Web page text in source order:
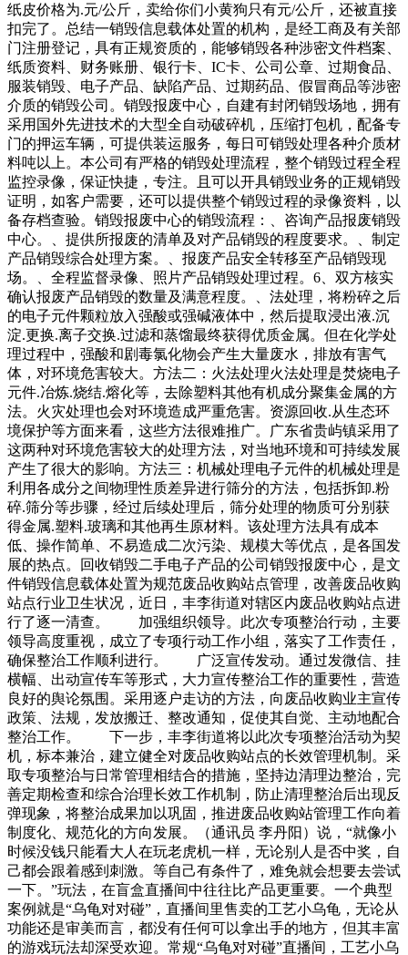
纸皮价格为.元/公斤，卖给你们小黄狗只有元/公斤，还被直接
扣完了。总结一销毁信息载体处置的机构，是经工商及有关部
门注册登记，具有正规资质的，能够销毁各种涉密文件档案、
纸质资料、财务账册、银行卡、IC卡、公司公章、过期食品、
服装销毁、电子产品、缺陷产品、过期药品、假冒商品等涉密
介质的销毁公司。销毁报废中心，自建有封闭销毁场地，拥有
采用国外先进技术的大型全自动破碎机，压缩打包机，配备专
门的押运车辆，可提供装运服务，每日可销毁处理各种介质材
料吨以上。本公司有严格的销毁处理流程，整个销毁过程全程
监控录像，保证快捷，专注。且可以开具销毁业务的正规销毁
证明，如客户需要，还可以提供整个销毁过程的录像资料，以
备存档查验。销毁报废中心的销毁流程：、咨询产品报废销毁
中心。、提供所报废的清单及对产品销毁的程度要求。、制定
产品销毁综合处理方案。、报废产品安全转移至产品销毁现
场。、全程监督录像、照片产品销毁处理过程。6、双方核实
确认报废产品销毁的数量及满意程度。、法处理，将粉碎之后
的电子元件颗粒放入强酸或强碱液体中，然后提取浸出液.沉
淀.更换.离子交换.过滤和蒸馏最终获得优质金属。但在化学处
理过程中，强酸和剧毒氯化物会产生大量废水，排放有害气
体，对环境危害较大。方法二：火法处理火法处理是焚烧电子
元件.冶炼.烧结.熔化等，去除塑料其他有机成分聚集金属的方
法。火灾处理也会对环境造成严重危害。资源回收.从生态环
境保护等方面来看，这些方法很难推广。广东省贵屿镇采用了
这两种对环境危害较大的处理方法，对当地环境和可持续发展
产生了很大的影响。方法三：机械处理电子元件的机械处理是
利用各成分之间物理性质差异进行筛分的方法，包括拆卸.粉
碎.筛分等步骤，经过后续处理后，筛分处理的物质可分别获
得金属.塑料.玻璃和其他再生原材料。该处理方法具有成本
低、操作简单、不易造成二次污染、规模大等优点，是各国发
展的热点。回收销毁二手电子产品的公司销毁报废中心，是文
件销毁信息载体处置为规范废品收购站点管理，改善废品收购
站点行业卫生状况，近日，丰李街道对辖区内废品收购站点进
行了逐一清查。 加强组织领导。此次专项整治行动，主要
领导高度重视，成立了专项行动工作小组，落实了工作责任，
确保整治工作顺利进行。 广泛宣传发动。通过发微信、挂
横幅、出动宣传车等形式，大力宣传整治工作的重要性，营造
良好的舆论氛围。采用逐户走访的方法，向废品收购业主宣传
政策、法规，发放搬迁、整改通知，促使其自觉、主动地配合
整治工作。 下一步，丰李街道将以此次专项整治活动为契
机，标本兼治，建立健全对废品收购站点的长效管理机制。采
取专项整治与日常管理相结合的措施，坚持边清理边整治，完
善定期检查和综合治理长效工作机制，防止清理整治后出现反
弹现象，将整治成果加以巩固，推进废品收购站管理工作向着
制度化、规范化的方向发展。（通讯员 李丹阳）说，“就像小
时候没钱只能看大人在玩老虎机一样，无论别人是否中奖，自
己都会跟着感到刺激。等自己有条件了，难免就会想要去尝试
一下。”玩法，在盲盒直播间中往往比产品更重要。一个典型
案例就是“乌龟对对碰”，直播间里售卖的工艺小乌龟，无论从
功能还是审美而言，都没有任何可以拿出手的地方，但其丰富
的游戏玩法却深受欢迎。常规“乌龟对对碰”直播间，工艺小乌